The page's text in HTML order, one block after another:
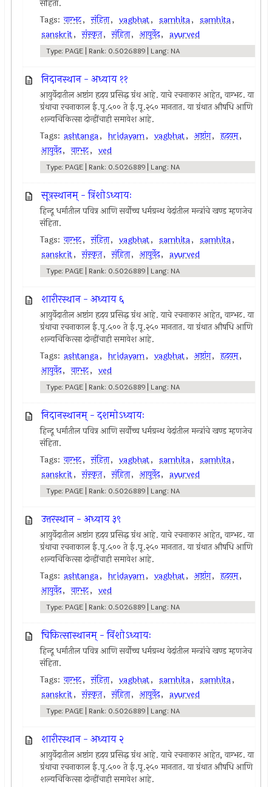
संहिता.
Tags: वाग्भट, संहिता, vagbhat, samhita, samhita,
sanskrit, संस्कृत, संहिता, आयुर्वेद, ayurved
Type: PAGE | Rank: 0.5026889 | Lang: NA
निदानस्थान - अध्याय ११
आयुर्वेदातील अष्टांग हृदय प्रसिद्ध ग्रंथ आहे. याचे रचनाकार आहेत, वाग्भट. या
ग्रंथाचा रचनाकाल ई.पू.५०० ते ई.पू.२५० मानतात. या ग्रंथात औषधि आणि
शल्यचिकित्सा दोन्हींचाही समावेश आहे.
Tags: ashtanga, hridayam, vagbhat, अष्टांग, हृदयम्,
आयुर्वेद, वाग्भट, ved
Type: PAGE | Rank: 0.5026889 | Lang: NA
सूत्रस्थानम् - त्रिंशोऽध्यायः
हिन्दू धर्मातील पवित्र आणि सर्वोच्च धर्मग्रन्थ वेदांतील मन्त्रांचे खण्ड म्हणजेच
संहिता.
Tags: वाग्भट, संहिता, vagbhat, samhita, samhita,
sanskrit, संस्कृत, संहिता, आयुर्वेद, ayurved
Type: PAGE | Rank: 0.5026889 | Lang: NA
शारीरस्थान - अध्याय ६
आयुर्वेदातील अष्टांग हृदय प्रसिद्ध ग्रंथ आहे. याचे रचनाकार आहेत, वाग्भट. या
ग्रंथाचा रचनाकाल ई.पू.५०० ते ई.पू.२५० मानतात. या ग्रंथात औषधि आणि
शल्यचिकित्सा दोन्हींचाही समावेश आहे.
Tags: ashtanga, hridayam, vagbhat, अष्टांग, हृदयम्,
आयुर्वेद, वाग्भट, ved
Type: PAGE | Rank: 0.5026889 | Lang: NA
निदानस्थानम् - दशमोऽध्यायः
हिन्दू धर्मातील पवित्र आणि सर्वोच्च धर्मग्रन्थ वेदांतील मन्त्रांचे खण्ड म्हणजेच
संहिता.
Tags: वाग्भट, संहिता, vagbhat, samhita, samhita,
sanskrit, संस्कृत, संहिता, आयुर्वेद, ayurved
Type: PAGE | Rank: 0.5026889 | Lang: NA
उत्तरस्थान - अध्याय ३९
आयुर्वेदातील अष्टांग हृदय प्रसिद्ध ग्रंथ आहे. याचे रचनाकार आहेत, वाग्भट. या
ग्रंथाचा रचनाकाल ई.पू.५०० ते ई.पू.२५० मानतात. या ग्रंथात औषधि आणि
शल्यचिकित्सा दोन्हींचाही समावेश आहे.
Tags: ashtanga, hridayam, vagbhat, अष्टांग, हृदयम्,
आयुर्वेद, वाग्भट, ved
Type: PAGE | Rank: 0.5026889 | Lang: NA
चिकित्सास्थानम् - विंशोऽध्यायः
हिन्दू धर्मातील पवित्र आणि सर्वोच्च धर्मग्रन्थ वेदांतील मन्त्रांचे खण्ड म्हणजेच
संहिता.
Tags: वाग्भट, संहिता, vagbhat, samhita, samhita,
sanskrit, संस्कृत, संहिता, आयुर्वेद, ayurved
Type: PAGE | Rank: 0.5026889 | Lang: NA
शारीरस्थान - अध्याय २
आयुर्वेदातील अष्टांग हृदय प्रसिद्ध ग्रंथ आहे. याचे रचनाकार आहेत, वाग्भट. या
ग्रंथाचा रचनाकाल ई.पू.५०० ते ई.पू.२५० मानतात. या ग्रंथात औषधि आणि
शल्यचिकित्सा दोन्हींचाही समावेश आहे.